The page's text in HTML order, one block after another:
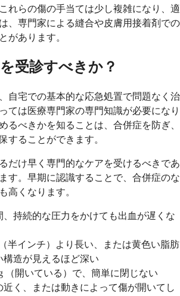
れらの傷の手当ては少し複雑になり、適
、専門家による縫合や皮膚用接着剤での
があります。
受診すべきか？
自宅での基本的な応急処置で問題なく治
ては医療専門家の専門知識が必要になり
るべきかを知ることは、合併症を防ぎ、
することができます。
だけ早く専門的なケアを受けるべきであ
す。早期に認識することで、合併症のな
高くなります。
、持続的な圧力をかけても出血が遅くな
半インチ）より長い、または黄色い脂肪
構造が見えるほど深い
（開いている）で、簡単に閉じない
近く、または動きによって傷が開いてし